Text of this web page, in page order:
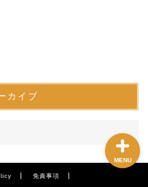
カイブ
免責事項
MENU